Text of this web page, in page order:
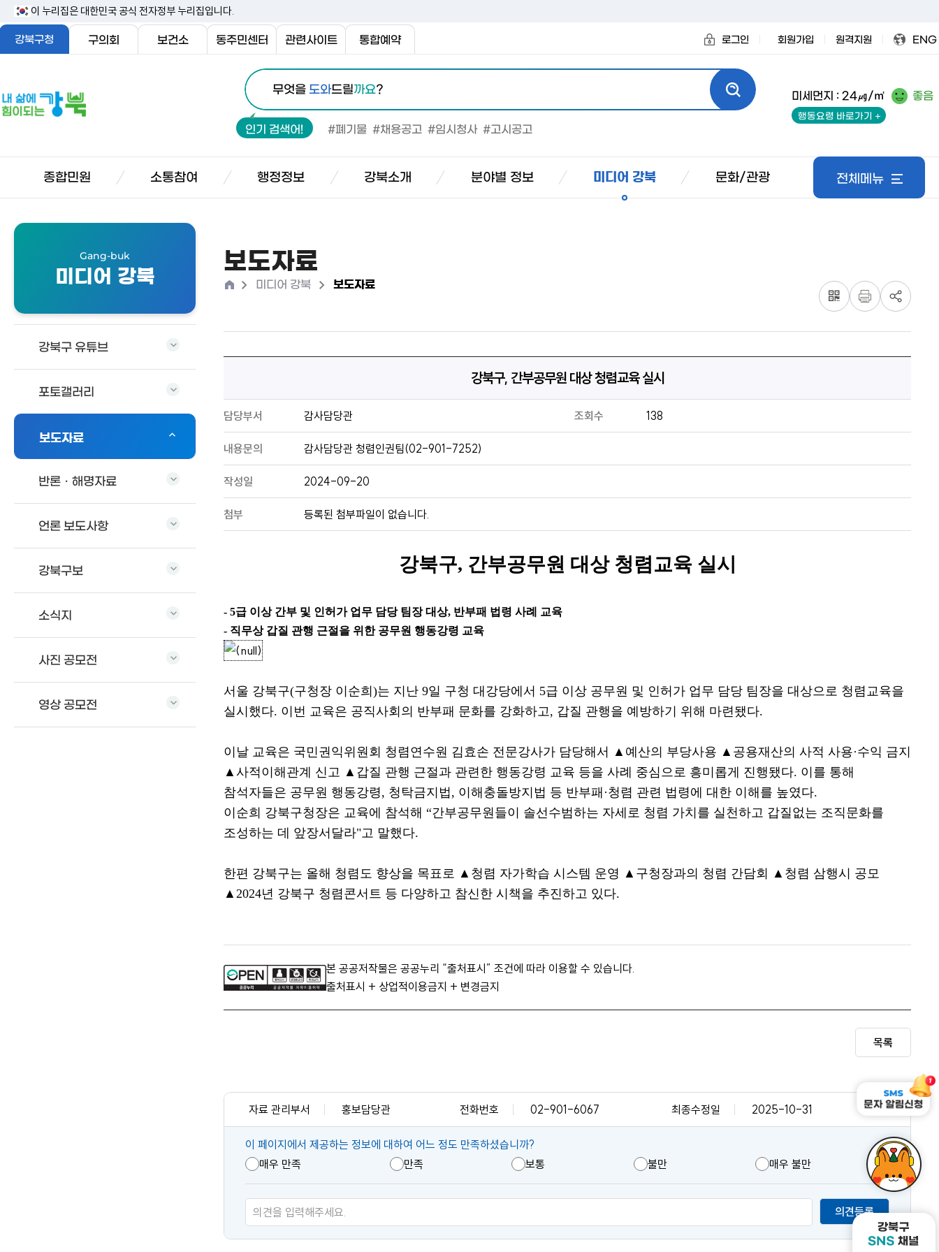
문
내
바
이 누리집은 대한민국 공식 전자정부 누리집입니다.
강북구청 구의회 보건소 동주민센터 관련사이트 통합예약 로그인 회원가입 원격지원 ENG
삶
에
통
합
검
색
무엇을 도와드릴까요?
인기 검색어! #폐기물 #채용공고 #임시청사 #고시공고
미세먼지 : 24㎍/㎥ 좋음
행동요령 바로가기
종합민원 소통참여 행정정보 강북소개 분야별 정보 미디어 강북 문화/관광 전체메뉴
Gang-buk
미디어 강북
강북구 유튜브
포토갤러리
보도자료
반론ㆍ해명자료
언론 보도사항
강북구보
소식지
사진 공모전
영상 공모전
보도자료
홈 >미디어 강북 >보도자료
강북구, 간부공무원 대상 청렴교육 실시
담당부서 감사담당관 조회수 138
내용문의 감사담당관 청렴인권팀(02-901-7252)
작성일 2024-09-20
첨부 등록된 첨부파일이 없습니다.
강북구, 간부공무원 대상 청렴교육 실시
- 5급 이상 간부 및 인허가 업무 담당 팀장 대상, 반부패 법령 사례 교육
- 직무상 갑질 관행 근절을 위한 공무원 행동강령 교육
서울 강북구(구청장 이순희 )는 지난 9일 구청 대강당에서 5급 이상 공무원 및 인허가 업무 담당 팀장을 대상으로 청렴교육을
실시했다. 이번 교육은 공직사회의 반부패 문화를 강화하고, 갑질 관행을 예방하기 위해 마련됐다.
이날 교육은 국민권익위원회 청렴연수원 김효손 전문강사가 담당해서 ▲ 예산의 부당사용 ▲ 공용재산의 사적 사용·수익 금지
▲ 사적이해관계 신고 ▲ 갑질 관행 근절과 관련한 행동강령 교육 등을 사례 중심으로 흥미롭게 진행됐다. 이를 통해
참석자들은 공무원 행동강령, 청탁금지법 , 이해충돌방지법 등 반부패 ·청렴 관련 법령에 대한 이해를 높였다.
이순희 강북구청장은 교육에 참석해 “간부공무원들이 솔선수범하는 자세로 청렴 가치를 실천하고 갑질없는 조직문화를
조성하는 데 앞장서달라"고 말했다.
한편 강북구는 올해 청렴도 향상을 목표로 ▲ 청렴 자가학습 시스템 운영 ▲ 구청장과의 청렴 간담회 ▲ 청렴 삼행시 공모
▲ 2024년 강북구 청렴콘서트 등 다양하고 참신한 시책을 추진하고 있다.
본 공공저작물은 공공누리 “출처표시” 조건에 따라 이용할 수 있습니다.
출처표시 + 상업적이용금지 + 변경금지
목록
자료 관리부서 홍보담당관 전화번호 02-901-6067 최종수정일 2025-10-31
콘
텐
츠
만
족
이 페이지에서 제공하는 정보에 대하여 어느 정도 만족하셨습니까?
매우 만족
만족 보통 불만 매우 불만
의견등록